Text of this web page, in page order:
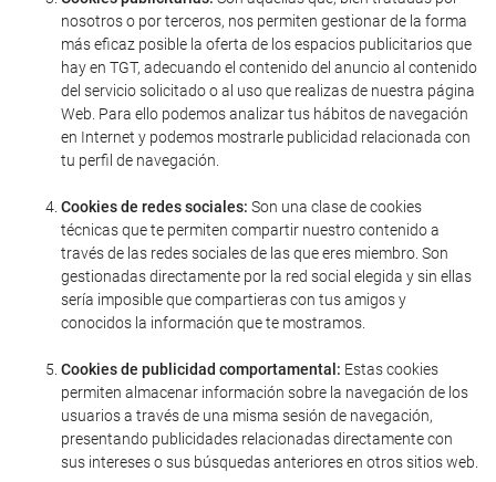
nosotros o por terceros, nos permiten gestionar de la forma
más eficaz posible la oferta de los espacios publicitarios que
hay en TGT, adecuando el contenido del anuncio al contenido
del servicio solicitado o al uso que realizas de nuestra página
Web. Para ello podemos analizar tus hábitos de navegación
en Internet y podemos mostrarle publicidad relacionada con
tu perfil de navegación.
Cookies de redes sociales: Son una clase de cookies
técnicas que te permiten compartir nuestro contenido a
través de las redes sociales de las que eres miembro. Son
gestionadas directamente por la red social elegida y sin ellas
sería imposible que compartieras con tus amigos y
conocidos la información que te mostramos.
Cookies de publicidad comportamental: Estas cookies
permiten almacenar información sobre la navegación de los
usuarios a través de una misma sesión de navegación,
presentando publicidades relacionadas directamente con
sus intereses o sus búsquedas anteriores en otros sitios web.